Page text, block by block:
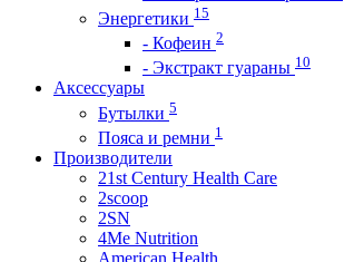
Энергетики 15
- Кофеин 2
- Экстракт гуараны 10
Аксессуары
Бутылки 5
Пояса и ремни 1
Производители
21st Century Health Care
2scoop
2SN
4Me Nutrition
American Health